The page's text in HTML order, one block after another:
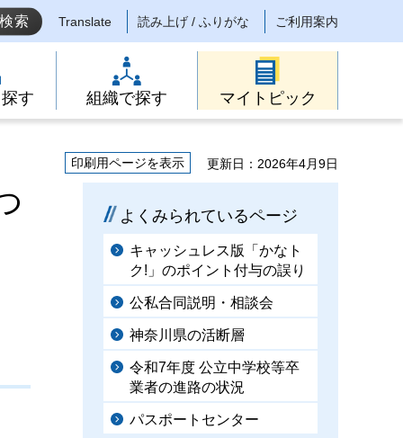
Translate 読み上げ / ふりがな ご利用案内
す 組織で探す マイトピック
印刷用ページを表示 更新日：2026年4月9日
よくみられているページ
キャッシュレス版「かなト
ク!」のポイント付与の誤り
公私合同説明・相談会
神奈川県の活断層
令和7年度 公立中学校等卒
業者の進路の状況
パスポートセンター